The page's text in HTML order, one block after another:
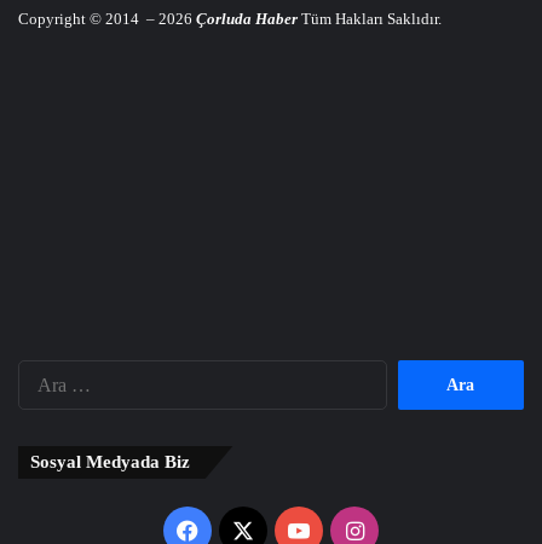
Copyright © 2014 – 2026 Çorluda Haber Tüm Hakları Saklıdır.
Sosyal Medyada Biz
Facebook
X YouTubeInstagram